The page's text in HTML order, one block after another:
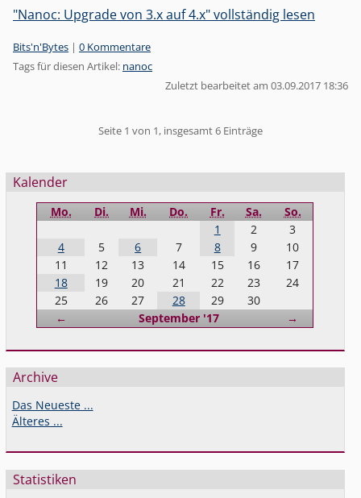
"Nanoc: Upgrade von 3.x auf 4.x" vollständig lesen
Kategorien:
Bits'n'Bytes | 0 Kommentare
Tags für diesen Artikel: nanoc
Zuletzt bearbeitet am 03.09.2017 18:36
Seite 1 von 1, insgesamt 6 Einträge
Seitenleiste
Kalender
Mo. Di. Mi. Do. Fr. Sa. So.
← September '17 Vorwärts
→
1 2
3
4
5 6 7 8 9
10
11
12 13 14 15 16
17
18
19 20 21 22 23
24
25
26 27 28 29 30
Archive
Das Neueste ...
Älteres ...
Statistiken